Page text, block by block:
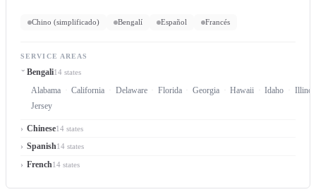
Chino (simplificado) Bengalí Español Francés
SERVICE AREAS
Bengali14 states
Alabama California Delaware Florida Georgia Hawaii Idaho
Jersey
Chinese14 states
Spanish14 states
French14 states